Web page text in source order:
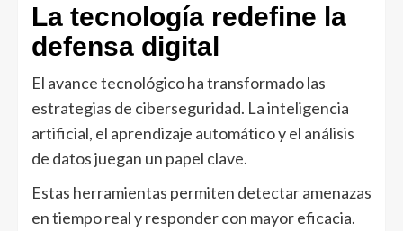
La tecnología redefine la
defensa digital
El avance tecnológico ha transformado las
estrategias de ciberseguridad. La inteligencia
artificial, el aprendizaje automático y el análisis
de datos juegan un papel clave.
Estas herramientas permiten detectar amenazas
en tiempo real y responder con mayor eficacia.